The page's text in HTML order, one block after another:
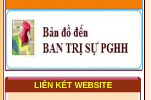
LIÊN KẾT WEBSITE